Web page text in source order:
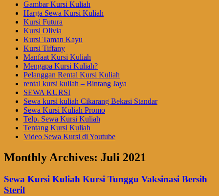
Gambar Kursi Kuliah
Harga Sewa Kursi Kuliah
Kursi Futura
Kursi Olivia
Kursi Taman Kayu
Kursi Tiffany
Manfaat Kursi Kuliah
Mengapa Kursi Kuliah?
Pelanggan Rental Kursi Kuliah
rental kursi kuliah – Bintang Jaya
SEWA KURSI
Sewa kursi kuliah Cikarang Bekasi Standar
Sewa Kursi Kuliah Promo
Telp. Sewa Kursi Kuliah
Tentang Kursi Kuliah
Video Sewa Kursi di Youtube
Monthly Archives: Juli 2021
Sewa Kursi Kuliah Kursi Tunggu Vaksinasi Bersih
Steril